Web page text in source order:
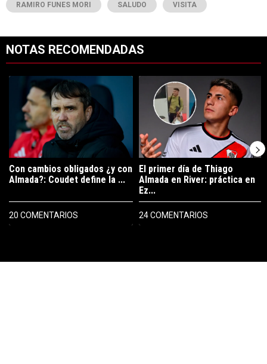
RAMIRO FUNES MORI SALUDO VISITA
NOTAS RECOMENDADAS
Un artículo de tendencia con el título "Con cambios obligados ¿y
Con cambios obligados ¿y con
Almada?: Coudet define la ...
20 COMENTARIOS
Un artículo de tendencia con el
El primer día de Thiago
Almada en River: práctica en
Ez...
24 COMENTARIOS